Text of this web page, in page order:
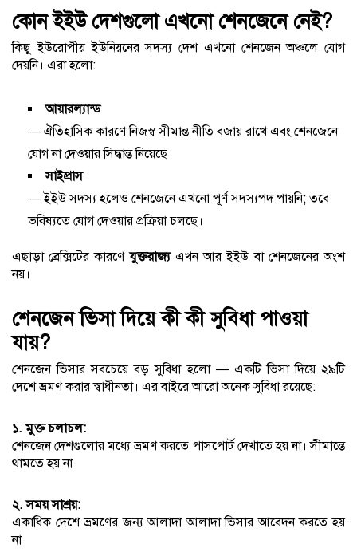
কোন ইইউ দেশগুলো এখনো শেনজেনে নেই?
কিছু ইউরোপীয় ইউনিয়নের সদস্য দেশ এখনো শেনজেন অঞ্চলে যোগ
দেয়নি। এরা হলো:
আয়ারল্যান্ড
— ঐতিহাসিক কারণে নিজস্ব সীমান্ত নীতি বজায় রাখে এবং শেনজেনে
যোগ না দেওয়ার সিদ্ধান্ত নিয়েছে।
সাইপ্রাস
— ইইউ সদস্য হলেও শেনজেনে এখনো পূর্ণ সদস্যপদ পায়নি; তবে
ভবিষ্যতে যোগ দেওয়ার প্রক্রিয়া চলছে।
এছাড়া ব্রেক্সিটের কারণেযুক্তরাজ্য এখন আর ইইউ বা শেনজেনের অংশ
নয়।
শেনজেন ভিসা দিয়ে কী কী সুবিধা পাওয়া
যায়?
শেনজেন ভিসার সবচেয়ে বড় সুবিধা হলো — একটি ভিসা দিয়ে ২৯টি
দেশে ভ্রমণ করার স্বাধীনতা। এর বাইরে আরো অনেক সুবিধা রয়েছে:
১. মুক্ত চলাচল:
শেনজেন দেশগুলোর মধ্যে ভ্রমণ করতে পাসপোর্ট দেখাতে হয় না। সীমান্তে
থামতে হয় না।
২. সময় সাশ্রয়:
একাধিক দেশে ভ্রমণের জন্য আলাদা আলাদা ভিসার আবেদন করতে হয়
না।